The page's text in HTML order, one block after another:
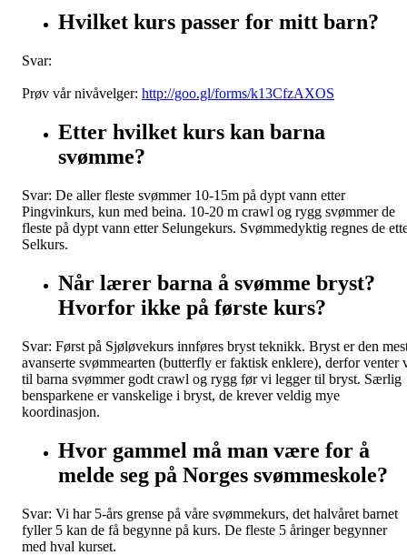
Hvilket kurs passer for mitt barn?
Svar:
Prøv vår nivåvelger: http://goo.gl/forms/k13CfzAXOS
Etter hvilket kurs kan barna
svømme?
Svar: De aller fleste svømmer 10-15m på dypt vann etter
Pingvinkurs, kun med beina. 10-20 m crawl og rygg svømmer de
fleste på dypt vann etter Selungekurs. Svømmedyktig regnes de
Selkurs.
Når lærer barna å svømme bryst?
Hvorfor ikke på første kurs?
Svar: Først på Sjøløvekurs innføres bryst teknikk. Bryst er den
avanserte svømmearten (butterfly er faktisk enklere), derfor venter
til barna svømmer godt crawl og rygg før vi legger til bryst. Særlig
bensparkene er vanskelige i bryst, de krever veldig mye
koordinasjon.
Hvor gammel må man være for å
melde seg på Norges svømmeskole?
Svar: Vi har 5-års grense på våre svømmekurs, det halvåret barnet
fyller 5 kan de få begynne på kurs. De fleste 5 åringer begynner
med hval kurset.